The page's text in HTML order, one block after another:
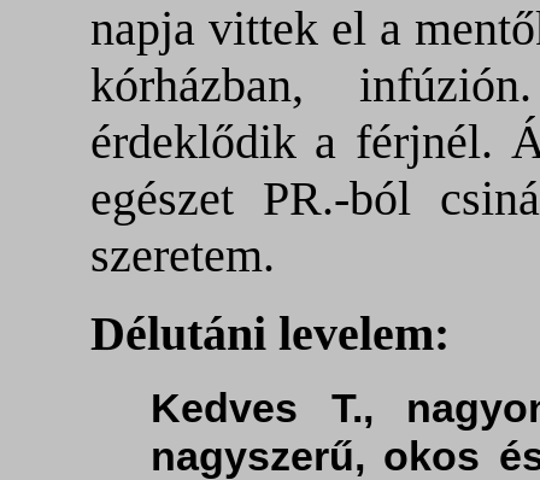
napja vittek el a
kórházban,
érdeklődik a férjnél.
egészet PR.-ból
szeretem.
Délutáni levelem:
Kedves T.,
nagyszerű, okos